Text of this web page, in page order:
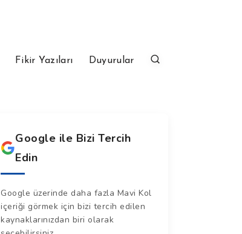
Fikir Yazıları Duyurular
Google ile Bizi Tercih
Edin
Google üzerinde daha fazla Mavi Kol
içeriği görmek için bizi tercih edilen
kaynaklarınızdan biri olarak